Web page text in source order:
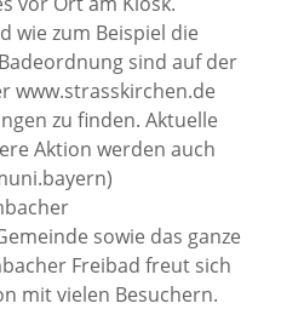
wie zum Beispiel die
sind auf der
www.strasskirchen.de
zu finden. Aktuelle
Aktion werden auch
sowie das ganze
Freibad freut sich
mit vielen Besuchern.